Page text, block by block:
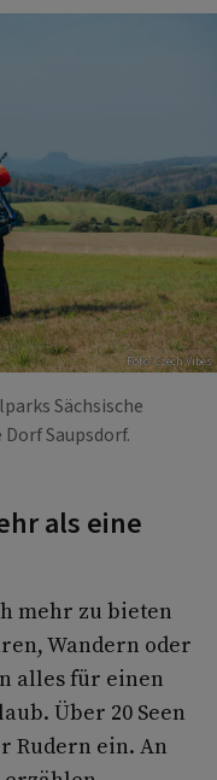
Foto: Czech Vibes
Sächsische
Saupsdorf.
als eine
mehr zu bieten
Wandern oder
alles für einen
Über 20 Seen
Rudern ein. An